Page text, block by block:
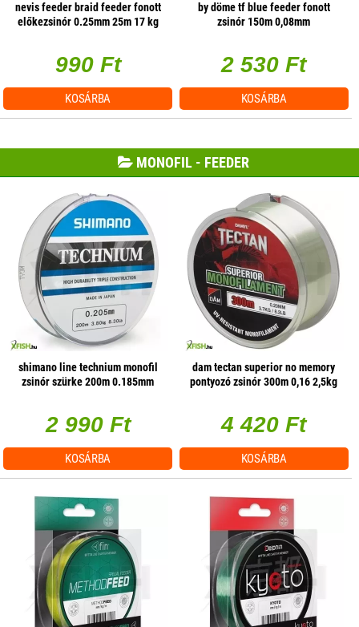
nevis feeder braid feeder fonott
előkezsinór 0.25mm 25m 17 kg
990 Ft
KOSÁRBA
by döme tf blue feeder fonott
zsinór 150m 0,08mm
2 530 Ft
KOSÁRBA
MONOFIL - FEEDER
shimano line technium monofil
zsinór szürke 200m 0.185mm
2 990 Ft
KOSÁRBA
dam tectan superior no memory
pontyozó zsinór 300m 0,16 2,5kg
4 420 Ft
KOSÁRBA